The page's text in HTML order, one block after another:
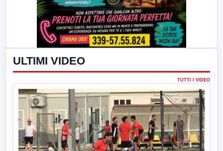
ULTIMI VIDEO
TUTTI I VIDEO